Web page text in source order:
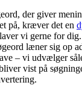
der giver
på, kræver det en
vi gerne for
læner sig op
– vi udvælger
vist på